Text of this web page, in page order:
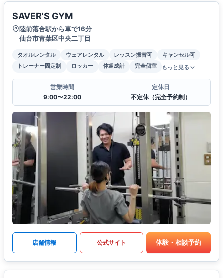
SAVER'S GYM
陸前落合駅から車で16分
仙台市青葉区中央二丁目
タオルレンタル ウェアレンタル レッスン振替可
キャンセル可
トレーナー固定制
ロッカー 体組成計 完全個室 もっと見る
営業時間
9:00〜22:00
定休日
不定休（完全予約制）
店舗情報 公式サイト 体験・相談予約